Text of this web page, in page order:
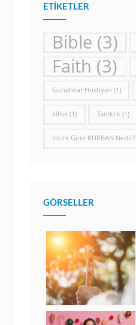
ETIKETLER
Bible (3)
Faith (3)
Günahkar Hristiyan (1)
kilise (1) Tanıklık (1)
İncil’e Göre KURBAN Nedir?
GÖRSELLER